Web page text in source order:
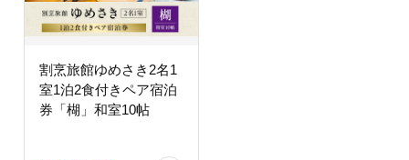
割烹旅館ゆめさき2名1
室1泊2食付きペア宿泊
券「楜」和室10帖